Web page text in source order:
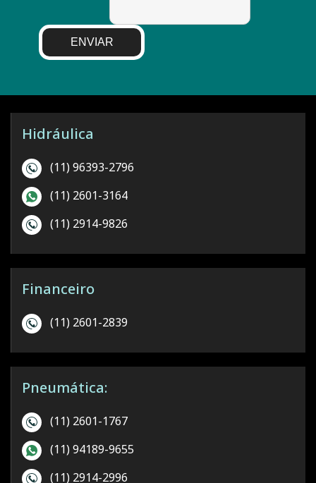
ENVIAR
Hidráulica
(11) 96393-2796
(11) 2601-3164
(11) 2914-9826
Financeiro
(11) 2601-2839
Pneumática:
(11) 2601-1767
(11) 94189-9655
(11) 2914-2996